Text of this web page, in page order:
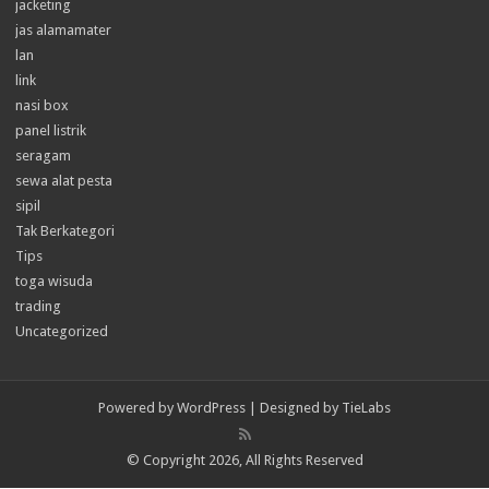
jacketing
jas alamamater
lan
link
nasi box
panel listrik
seragam
sewa alat pesta
sipil
Tak Berkategori
Tips
toga wisuda
trading
Uncategorized
Powered by WordPress | Designed by TieLabs
© Copyright 2026, All Rights Reserved